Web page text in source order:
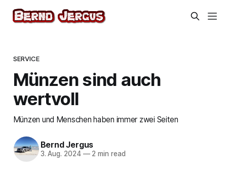
SERVICE
Münzen sind auch
wertvoll
Münzen und Menschen haben immer zwei Seiten
Bernd Jergus
3. Aug. 2024 —2 min read